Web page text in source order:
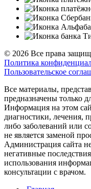
© 2026 Все права
Политика
Пользовательское
Все материалы,
предназначены только
Информация на этом
диагностики, лечения,
либо заболеваний или
не является заменой
Администрация сайта
негативные
использования
консультации с врачом.